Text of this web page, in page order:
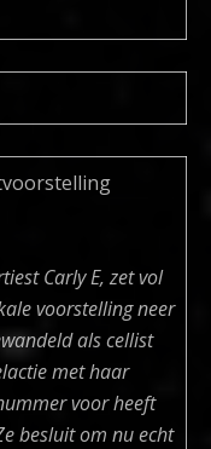
Carly E, zet vol
voorstelling neer
als cellist
met haar
voor heeft
besluit om nu echt